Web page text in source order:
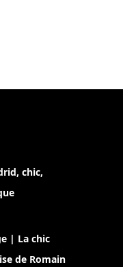
chic,
| La chic
de Romain